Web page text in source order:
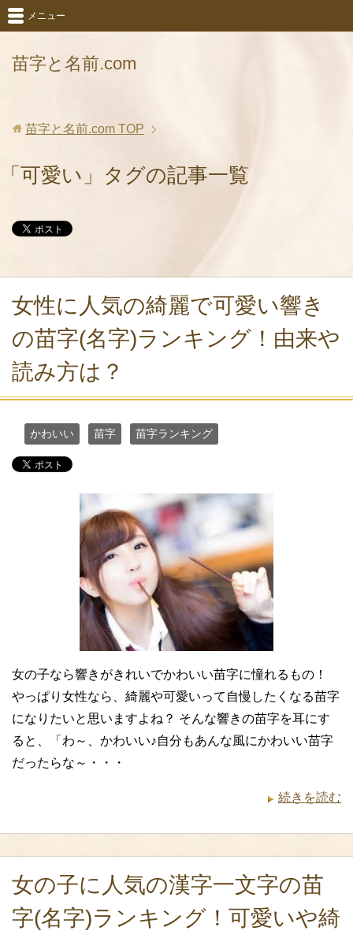
苗字と名前.com
メニュー
苗字と名前.com TOP
「可愛い」タグの記事一覧
女性に人気の綺麗で可愛い響き
の苗字(名字)ランキング！由来や
読み方は？
かわいい 苗字 苗字ランキング
女の子なら響きがきれいでかわいい苗字に憧れるもの！
やっぱり女性なら、綺麗や可愛いって自慢したくなる苗字
になりたいと思いますよね？ そんな響きの苗字を耳にす
ると、「わ～、かわいい♪自分もあんな風にかわいい苗字
だったらな～・・・
続きを読む
女の子に人気の漢字一文字の苗
字(名字)ランキング！可愛いや綺